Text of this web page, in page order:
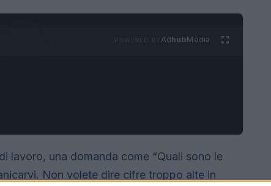
AdhubMedia
lavoro, una domanda come “Quali sono le
Non volete dire cifre troppo alte in